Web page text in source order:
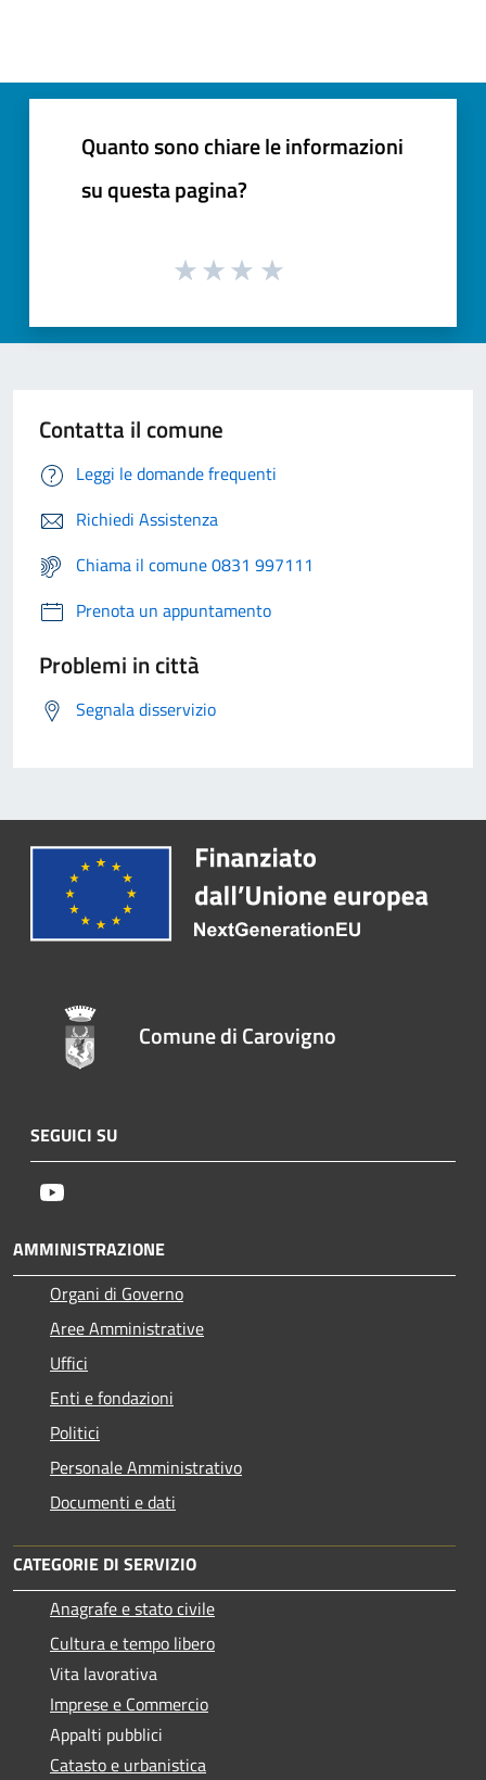
Quanto sono chiare le informazioni
su questa pagina?
Contatta il comune
Leggi le domande frequenti
Richiedi Assistenza
Chiama il comune 0831 997111
Prenota un appuntamento
Problemi in città
Segnala disservizio
Comune di Carovigno
SEGUICI SU
AMMINISTRAZIONE
Organi di Governo
Aree Amministrative
Uffici
Enti e fondazioni
Politici
Personale Amministrativo
Documenti e dati
CATEGORIE DI SERVIZIO
Anagrafe e stato civile
Cultura e tempo libero
Vita lavorativa
Imprese e Commercio
Appalti pubblici
Catasto e urbanistica